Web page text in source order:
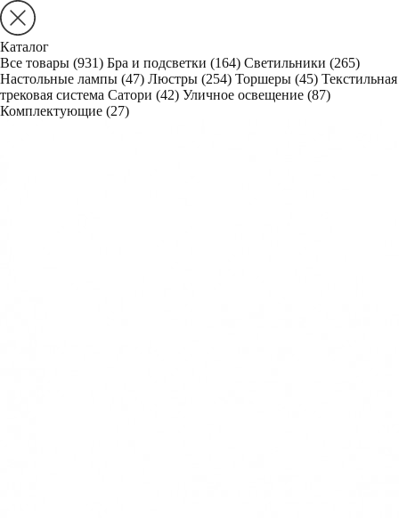
Каталог
Все товары (931) Бра и подсветки (164) Светильники (265)
Настольные лампы (47) Люстры (254) Торшеры (45) Текстильная
трековая система Сатори (42) Уличное освещение (87)
Комплектующие (27)